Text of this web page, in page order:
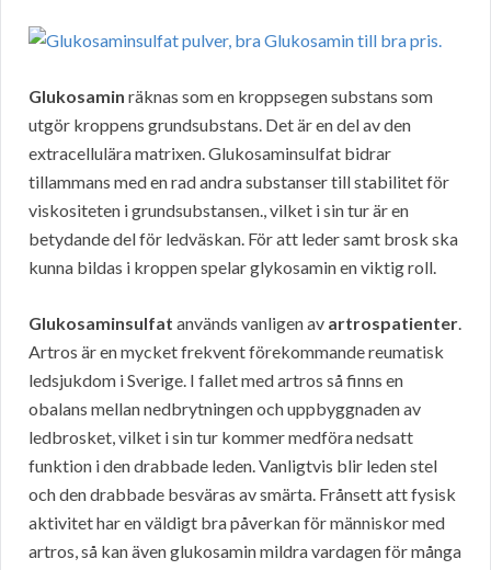
Glukosamin räknas som en kroppsegen substans som
utgör kroppens grundsubstans. Det är en del av den
extracellulära matrixen. Glukosaminsulfat bidrar
tillammans med en rad andra substanser till stabilitet för
viskositeten i grundsubstansen., vilket i sin tur är en
betydande del för ledväskan. För att leder samt brosk ska
kunna bildas i kroppen spelar glykosamin en viktig roll.
Glukosaminsulfat används vanligen av artrospatienter.
Artros är en mycket frekvent förekommande reumatisk
ledsjukdom i Sverige. I fallet med artros så finns en
obalans mellan nedbrytningen och uppbyggnaden av
ledbrosket, vilket i sin tur kommer medföra nedsatt
funktion i den drabbade leden. Vanligtvis blir leden stel
och den drabbade besväras av smärta. Frånsett att fysisk
aktivitet har en väldigt bra påverkan för människor med
artros, så kan även glukosamin mildra vardagen för många